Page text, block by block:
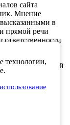
сайта
Мнение
в
прямой речи
в Федеральной
5
ЭЛ № ФС 77 -
технологии,